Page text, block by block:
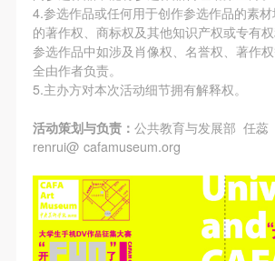
4.参选作品或任何用于创作参选作品的素
的著作权、商标权及其他知识产权或专有权
参选作品中如涉及肖像权、名誉权、著作
全由作者负责。
5.主办方对本次活动细节拥有解释权。
活动策划与负责： 公共教育与发展部 任
renrui@ cafamuseum.org